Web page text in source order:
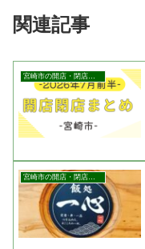
関連記事
宮崎市の開店・閉店まとめ